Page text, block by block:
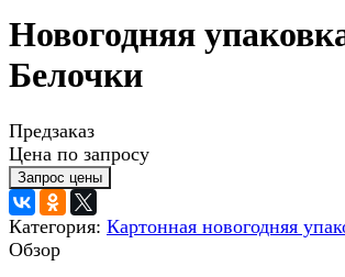
Новогодняя
Белочки
Предзаказ
Цена по запросу
Категория: Картонная новогодняя
Обзор